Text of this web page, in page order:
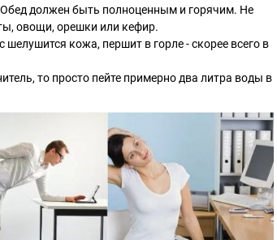
должен быть полноценным и горячим. Не
овощи, орешки или кефир.
шелушится кожа, першит в горле - скорее всего в
то просто пейте примерно два литра воды в